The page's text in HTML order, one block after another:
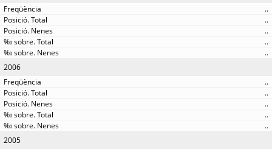
..
..
..
..
..
2006
..
..
..
..
..
2005